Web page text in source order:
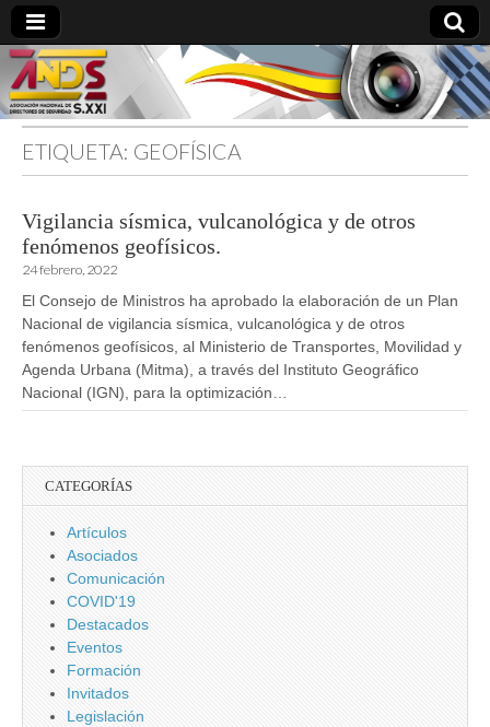
directoresdeseguridad.es
ETIQUETA: GEOFÍSICA
Vigilancia sísmica, vulcanológica y de otros
fenómenos geofísicos.
24 febrero, 2022
El Consejo de Ministros ha aprobado la elaboración de un Plan
Nacional de vigilancia sísmica, vulcanológica y de otros
fenómenos geofísicos, al Ministerio de Transportes, Movilidad y
Agenda Urbana (Mitma), a través del Instituto Geográfico
Nacional (IGN), para la optimización…
CATEGORÍAS
Artículos
Asociados
Comunicación
COVID'19
Destacados
Eventos
Formación
Invitados
Legislación